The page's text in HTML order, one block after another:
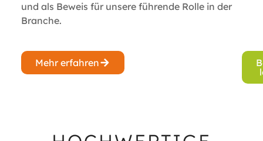
und als Beweis für unsere führende Rolle in der
Branche.
Mehr erfahren